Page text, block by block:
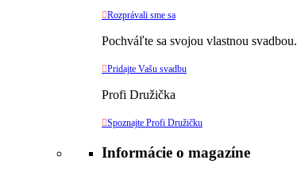
Rozprávali sme sa
Pochváľte sa svojou vlastnou svadbou.
Pridajte Vašu svadbu
Profi Družička
Spoznajte Profi Družičku
Informácie o magazíne